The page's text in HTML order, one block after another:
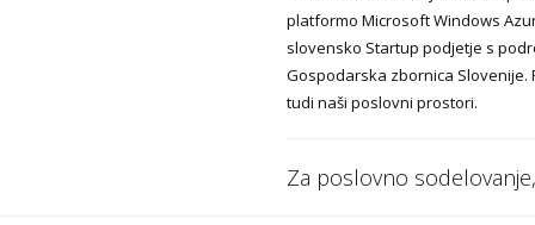
platformo Microsoft Windows
slovensko Startup podjetje s
Gospodarska zbornica
tudi naši poslovni prostori.
Za poslovno